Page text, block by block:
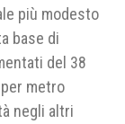
più modesto
base di
del 38
metro
negli altri